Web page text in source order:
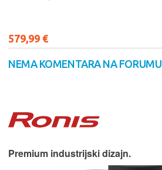
579,99 €
NEMA KOMENTARA NA FORUMU
Premium industrijski dizajn.